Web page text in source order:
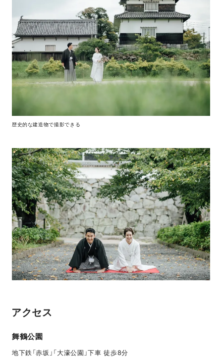
歴史的な建造物で撮影できる
アクセス
舞鶴公園
地下鉄「赤坂」「大濠公園」下車 徒歩8分